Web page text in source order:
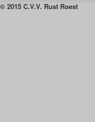
© 2015 C.V.V. Rust Roest